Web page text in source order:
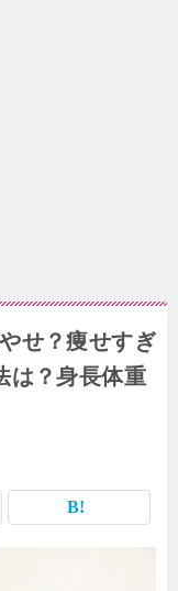
せ？痩せすぎ
は？身長体重